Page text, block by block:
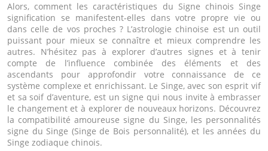
Alors, comment les caractéristiques du Signe chinois Singe
signification se manifestent-elles dans votre propre vie ou
dans celle de vos proches ? L’astrologie chinoise est un outil
puissant pour mieux se connaître et mieux comprendre les
autres. N’hésitez pas à explorer d’autres signes et à tenir
compte de l’influence combinée des éléments et des
ascendants pour approfondir votre connaissance de ce
système complexe et enrichissant. Le Singe, avec son esprit vif
et sa soif d’aventure, est un signe qui nous invite à embrasser
le changement et à explorer de nouveaux horizons. Découvrez
la compatibilité amoureuse signe du Singe, les personnalités
signe du Singe (Singe de Bois personnalité), et les années du
Singe zodiaque chinois.